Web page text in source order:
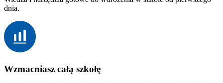
dnia.
Wzmacniasz całą szkołę